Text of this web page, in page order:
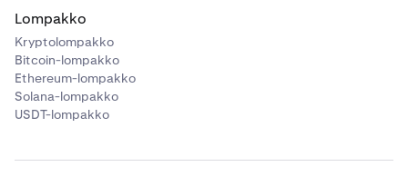
Lompakko
Kryptolompakko
Bitcoin-lompakko
Ethereum-lompakko
Solana-lompakko
USDT-lompakko